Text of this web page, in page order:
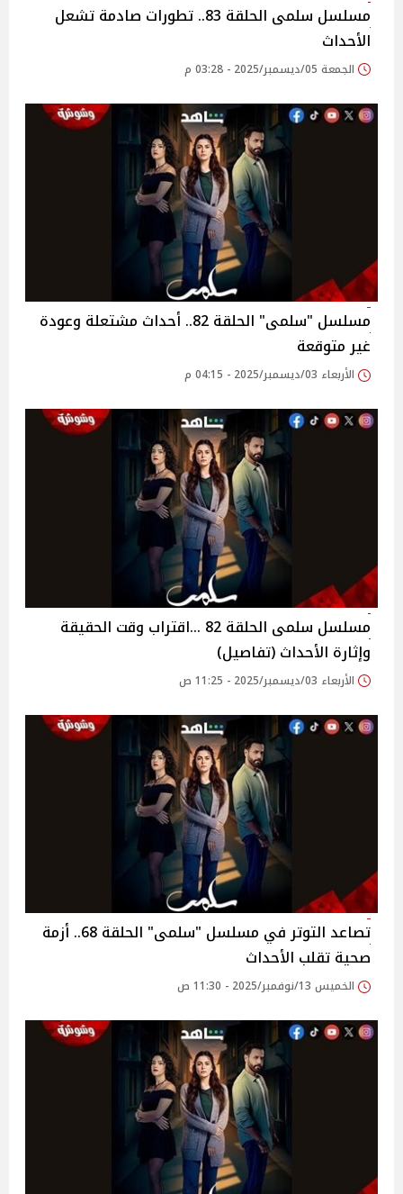
مسلسل سلمى الحلقة 83.. تطورات صادمة تشعل
الأحداث
الجمعة 05/ديسمبر/2025 - 03:28 م
مسلسل "سلمى" الحلقة 82.. أحداث مشتعلة وعودة
غير متوقعة
الأربعاء 03/ديسمبر/2025 - 04:15 م
مسلسل سلمى الحلقة 82 …اقتراب وقت الحقيقة
وإثارة الأحداث (تفاصيل)
الأربعاء 03/ديسمبر/2025 - 11:25 ص
تصاعد التوتر في مسلسل "سلمى" الحلقة 68.. أزمة
صحية تقلب الأحداث
الخميس 13/نوفمبر/2025 - 11:30 ص